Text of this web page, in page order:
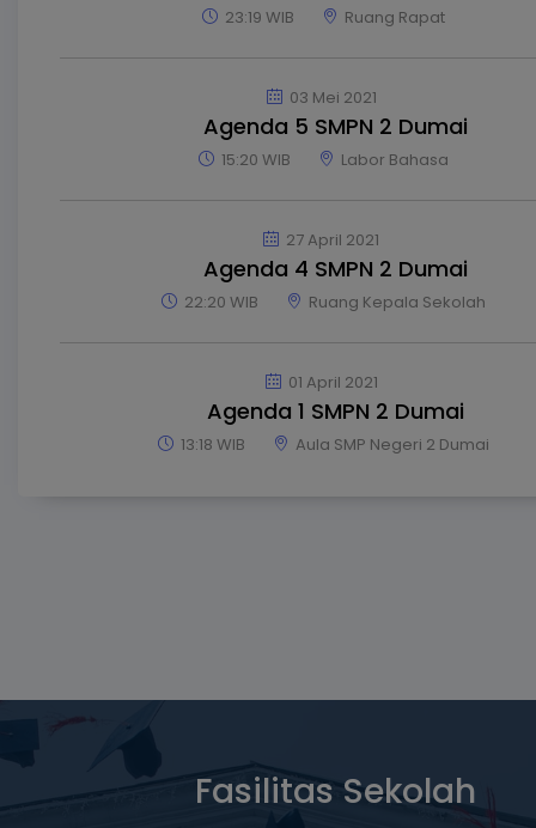
23:19 WIB Ruang Rapat
03 Mei 2021
Agenda 5 SMPN 2 Dumai
15:20 WIB Labor Bahasa
27 April 2021
Agenda 4 SMPN 2 Dumai
22:20 WIB Ruang Kepala Sekolah
01 April 2021
Agenda 1 SMPN 2 Dumai
13:18 WIB Aula SMP Negeri 2 Dumai
Fasilitas Sekolah